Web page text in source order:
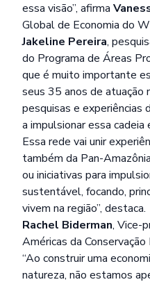
essa visão”, afirma
Global de Economia do
Jakeline Pereira,
do Programa de Áreas
que é muito importante
seus 35 anos de atuação
pesquisas e experiências
a impulsionar essa cadeia
Essa rede vai unir
também da Pan-
ou iniciativas para
sustentável, focando,
vivem na região”, destaca.
Rachel Biderman, Vice-
Américas da
“Ao construir uma
natureza, não estamos